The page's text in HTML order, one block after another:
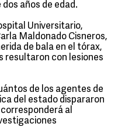
años de edad.
Universitario,
Maldonado Cisneros,
de bala en el tórax,
resultaron con lesiones
de los agentes de
del estado dispararon
al